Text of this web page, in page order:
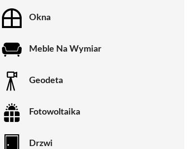
Okna
Meble Na Wymiar
Geodeta
Fotowoltaika
Drzwi